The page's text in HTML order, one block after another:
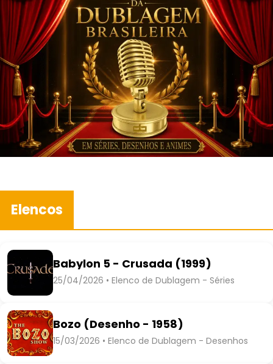
Elencos
Babylon 5 - Crusada (1999)
25/04/2026 • Elenco de Dublagem - Séries
Bozo (Desenho - 1958)
15/03/2026 • Elenco de Dublagem - Desenhos